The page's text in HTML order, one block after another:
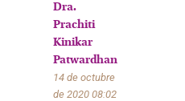
Dra.
Prachiti
Kinikar
Patwardhan
14 de octubre
de 2020 08:02